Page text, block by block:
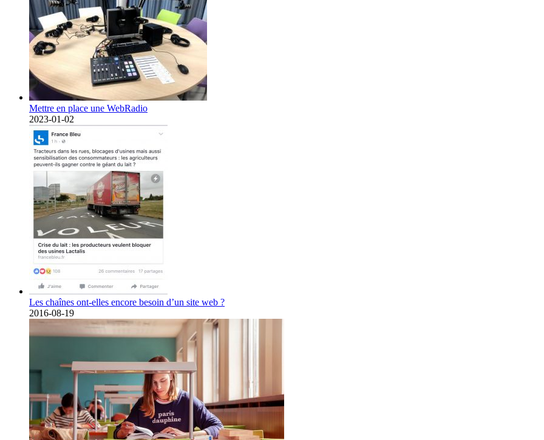
Mettre en place une WebRadio
2023-01-02
Les chaînes ont-elles encore besoin d’un site web ?
2016-08-19